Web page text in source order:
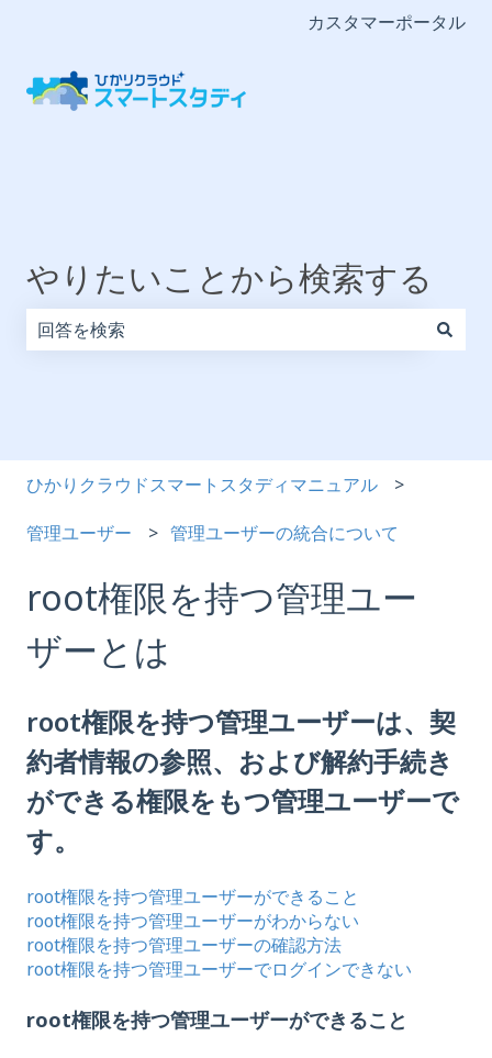
カスタマーポータル
やりたいことから検索する
ひかりクラウドスマートスタディマニュアル
管理ユーザー 管理ユーザーの統合について
root権限を持つ管理ユー
ザーとは
root権限を持つ管理ユーザーは、契
約者情報の参照、および解約手続き
ができる権限をもつ管理ユーザーで
す。
root権限を持つ管理ユーザーができること
root権限を持つ管理ユーザーがわからない
root権限を持つ管理ユーザーの確認方法
root権限を持つ管理ユーザーでログインできない
root権限を持つ管理ユーザーができること